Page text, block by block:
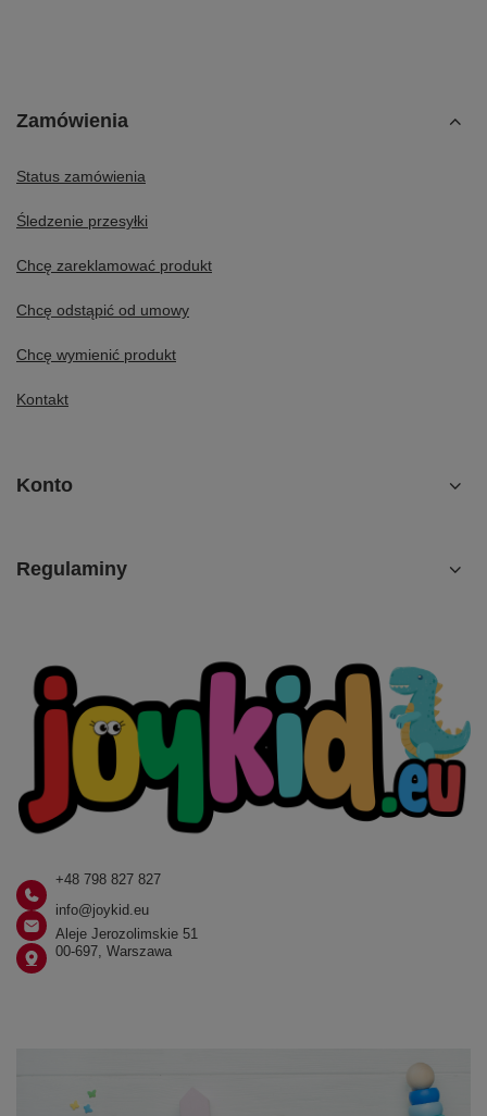
Zamówienia
Status zamówienia
Śledzenie przesyłki
Chcę zareklamować produkt
Chcę odstąpić od umowy
Chcę wymienić produkt
Kontakt
Konto
Regulaminy
+48 798 827 827
info@joykid.eu
Aleje Jerozolimskie 51
00-697, Warszawa